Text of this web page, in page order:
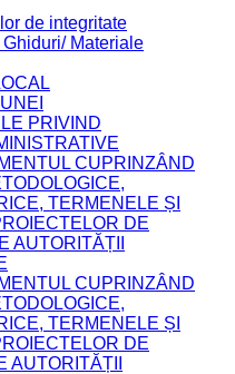
de integritate
Materiale
PRIVIND
CUPRINZÂND
TERMENELE ȘI
DE
AUTORITĂȚII
CUPRINZÂND
TERMENELE ȘI
DE
AUTORITĂȚII